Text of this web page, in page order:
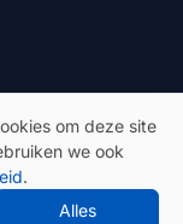
om deze site
we ook
.
Alles